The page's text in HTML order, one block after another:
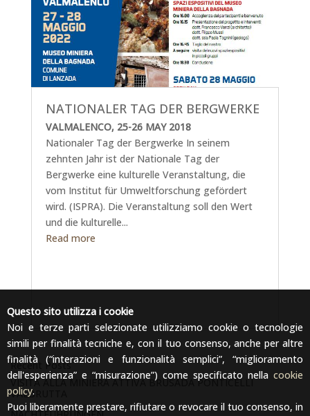
NATIONALER TAG DER BERGWERKE
VALMALENCO, 25-26 MAY 2018
Nationaler Tag der Bergwerke In seinem
zehnten Jahr ist der Nationale Tag der
Bergwerke eine kulturelle Veranstaltung, die
vom Institut für Umweltforschung gefördert
wird. (ISPRA). Die Veranstaltung soll den Wert
und die kulturelle...
Read more
Recent Posts
VISITA ALLA MINIERA ATTIVA BRUSADA PONTICELLI
VALBRUTTA
Questo sito utilizza i cookie
Noi e terze parti selezionate utilizziamo cookie o tecnologie
simili per finalità tecniche e, con il tuo consenso, anche per altre
finalità (“interazioni e funzionalità semplici”, “miglioramento
dell'esperienza” e “misurazione”) come specificato nella cookie
policy.
Puoi liberamente prestare, rifiutare o revocare il tuo consenso, in